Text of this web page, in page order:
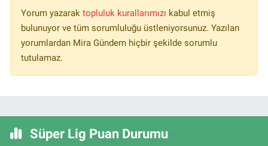
Yorum yazarak topluluk kurallarımızı kabul etmiş
bulunuyor ve tüm sorumluluğu üstleniyorsunuz. Yazılan
yorumlardan Mira Gündem hiçbir şekilde sorumlu
tutulamaz.
Süper Lig Puan Durumu